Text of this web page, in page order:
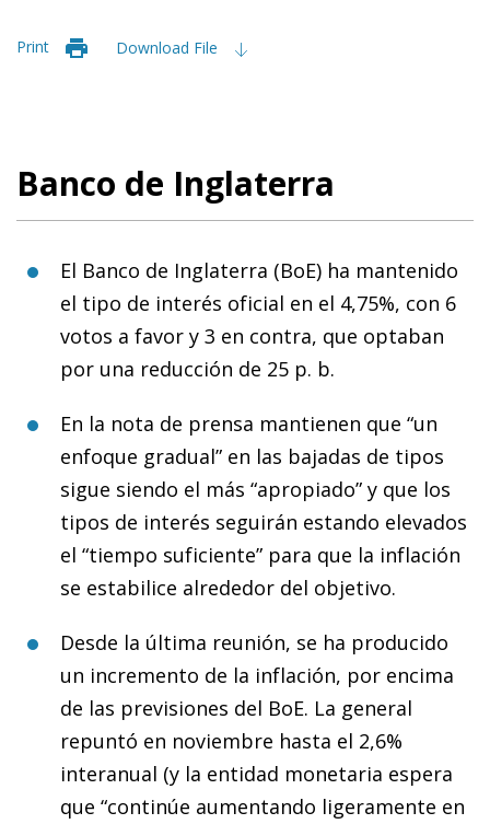
Print Download File
Banco de Inglaterra
El Banco de Inglaterra (BoE) ha mantenido
el tipo de interés oficial en el 4,75%, con 6
votos a favor y 3 en contra, que optaban
por una reducción de 25 p. b.
En la nota de prensa mantienen que “un
enfoque gradual” en las bajadas de tipos
sigue siendo el más “apropiado” y que los
tipos de interés seguirán estando elevados
el “tiempo suficiente” para que la inflación
se estabilice alrededor del objetivo.
Desde la última reunión, se ha producido
un incremento de la inflación, por encima
de las previsiones del BoE. La general
repuntó en noviembre hasta el 2,6%
interanual (y la entidad monetaria espera
que “continúe aumentando ligeramente en